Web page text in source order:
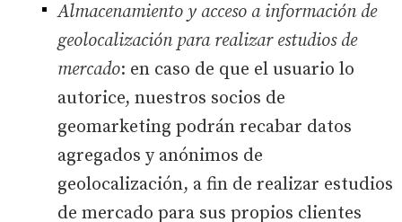
Almacenamiento y acceso a información de
geolocalización para realizar estudios de
mercado: en caso de que el usuario lo
autorice, nuestros socios de
geomarketing podrán recabar datos
agregados y anónimos de
geolocalización, a fin de realizar estudios
de mercado para sus propios clientes